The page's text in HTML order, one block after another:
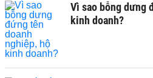
Vì sao bỗng dưng
kinh doanh?